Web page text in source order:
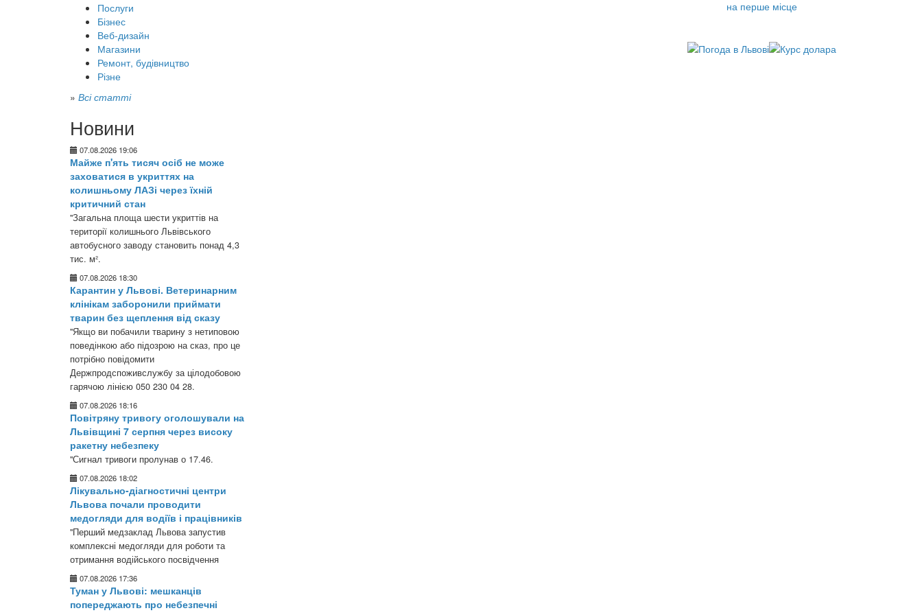
Послуги
Бізнес
Веб-дизайн
Магазини
Ремонт, будівництво
Різне
» Всі статті
Новини
07.08.2026 19:06
Майже п'ять тисяч осіб не може
заховатися в укриттях на
колишньому ЛАЗі через їхній
критичний стан
"Загальна площа шести укриттів на
території колишнього Львівського
автобусного заводу становить понад 4,3
тис. м².
07.08.2026 18:30
Карантин у Львові. Ветеринарним
клінікам заборонили приймати
тварин без щеплення від сказу
"Якщо ви побачили тварину з нетиповою
поведінкою або підозрою на сказ, про це
потрібно повідомити
Держпродспоживслужбу за цілодобовою
гарячою лінією 050 230 04 28.
07.08.2026 18:16
Повітряну тривогу оголошували на
Львівщині 7 серпня через високу
ракетну небезпеку
"Сигнал тривоги пролунав о 17.46.
07.08.2026 18:02
Лікувально-діагностичні центри
Львова почали проводити
медогляди для водіїв і працівників
"Перший медзаклад Львова запустив
комплексні медогляди для роботи та
отримання водійського посвідчення
07.08.2026 17:36
Туман у Львові: мешканців
попереджають про небезпечні
на перше місце